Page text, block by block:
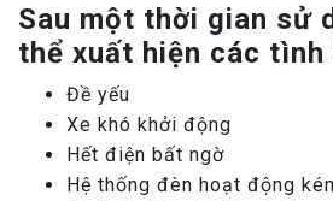
Sau một thời gian sử
thể xuất hiện các tình
Đề yếu
Xe khó khởi động
Hết điện bất ngờ
Hệ thống đèn hoạt động